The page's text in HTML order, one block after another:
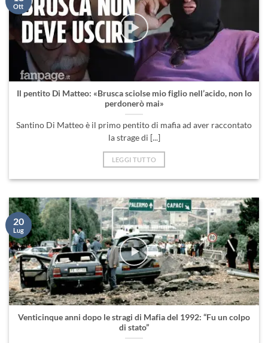
Il pentito Di Matteo: «Brusca sciolse mio figlio nell’acido, non lo
perdonerò mai»
Santino Di Matteo è il primo pentito di mafia ad aver raccontato
la strage di [...]
LEGGI TUTTO
Ott
Venticinque anni dopo le stragi di Mafia del 1992: “Fu un colpo
di stato”
20
Lug